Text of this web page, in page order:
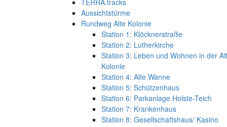
TERRA.tracks
Aussichtstürme
Rundweg Alte Kolonie
Station 1: Klöcknerstraße
Station 2: Lutherkirche
Station 3: Leben und Wohnen in der
Kolonie
Station 4: Alte Wanne
Station 5: Schützenhaus
Station 6: Parkanlage Holste-Teich
Station 7: Krankenhaus
Station 8: Gesellschaftshaus/ Kasino